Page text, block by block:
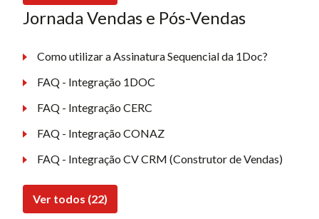
Jornada Vendas e Pós-Vendas
Como utilizar a Assinatura Sequencial da 1Doc?
FAQ - Integração 1DOC
FAQ - Integração CERC
FAQ - Integração CONAZ
FAQ - Integração CV CRM (Construtor de Vendas)
Ver todos (22)